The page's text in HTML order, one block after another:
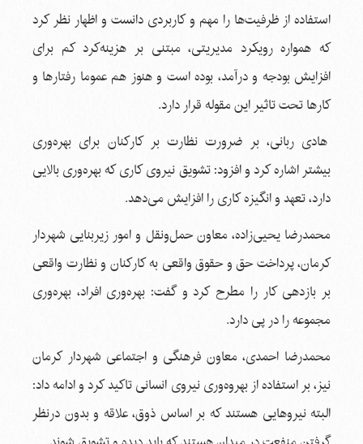
استفاده از ظرفیت‌ها را مهم و کاربردی دانست و اظهار نظر کرد
که همواره رویکرد مدیریتی، مبتنی بر هزینه‌کرد کم برای
افزایش بودجه و درآمد، بوده است و هنوز هم عموما رفتارها و
کارها تحت تاثیر این مقوله قرار دارد.
هادی ربانی، بر ضرورت نظارت بر کارکنان برای بهره‌وری
بیشتر اشاره کرد و افزود: تشویق نیروی کاری که بهره‌وری بالایی
دارد، تعهد و انگیزه کاری را افزایش می‌دهد.
محمدرضا یحیی‌زاده، معاون حمل‌و‌نقل و امور زیربنایی شهردار
کرمان، پرداخت حق و حقوق واقعی به کارکنان و نظارت واقعی
بر بازدهی کار را مطرح کرد و گفت: بهره‌وری افراد، بهره‌وری
مجموعه را در پی دارد.
محمدرضا احمدی، معاون فرهنگی و اجتماعی شهردار کرمان
نیز، بر استفاده از بهروه‌وری نیروی انسانی تاکید کرد و ادامه داد:
البته نیروهایی هستند که بر اساس ذوق، علاقه و بدون درنظر